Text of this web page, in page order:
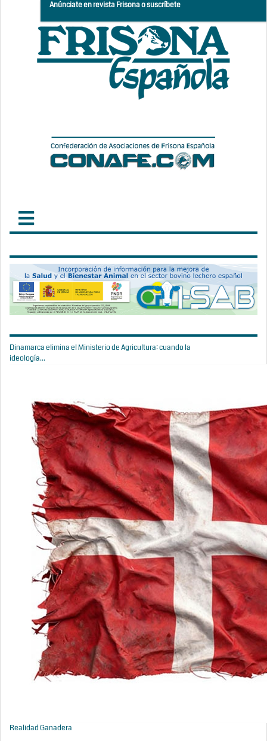
Anúnciate en revista Frisona o suscríbete
Dinamarca elimina el Ministerio de Agricultura: cuando la
ideología...
Realidad Ganadera